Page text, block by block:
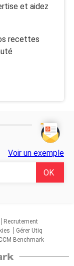
et aidez
recettes
Voir un exemple
Recrutement
Gérer Utiq
Benchmark